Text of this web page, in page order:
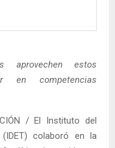
estos
en competencias
/ El Instituto del
colaboró en la